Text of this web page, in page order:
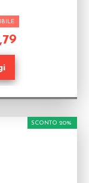
SCONTO 20%